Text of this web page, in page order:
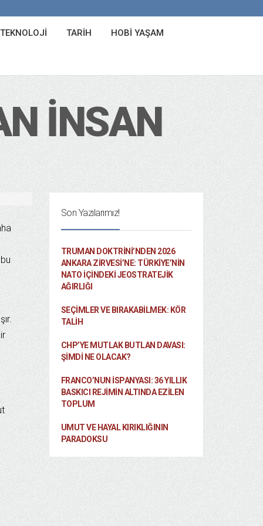
TARIH HOBI YAŞAM
İNSAN
Son Yazılarımız!
TRUMAN DOKTRINI’NDEN 2026
ANKARA ZIRVESI’NE: TÜRKIYE’NIN
NATO İÇINDEKI JEOSTRATEJIK
AĞIRLIĞI
SEÇIMLER VE BIRAKABILMEK: KÖR
TALIH
CHP’YE MUTLAK BUTLAN DAVASI:
ŞİMDİ NE OLACAK?
FRANCO’NUN İSPANYASI: 36 YILLIK
BASKICI REJIMIN ALTINDA EZILEN
TOPLUM
UMUT VE HAYAL KIRIKLIĞININ
PARADOKSU